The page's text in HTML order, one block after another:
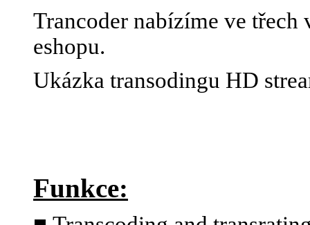
Trancoder nabízíme ve třech
eshopu.
Ukázka transodingu HD
Funkce: